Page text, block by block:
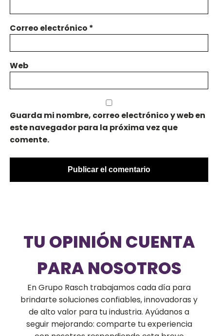
Correo electrónico *
Web
Guarda mi nombre, correo electrónico y web en
este navegador para la próxima vez que
comente.
TU OPINIÓN CUENTA
PARA NOSOTROS
En Grupo Rasch trabajamos cada día para
brindarte soluciones confiables, innovadoras y
de alto valor para tu industria. Ayúdanos a
seguir mejorando: comparte tu experiencia